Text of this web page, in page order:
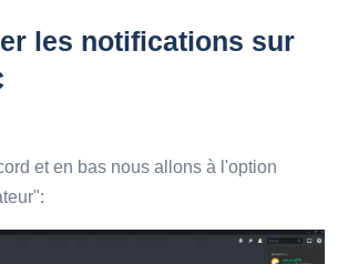
les notifications sur
et en bas nous allons à l'option